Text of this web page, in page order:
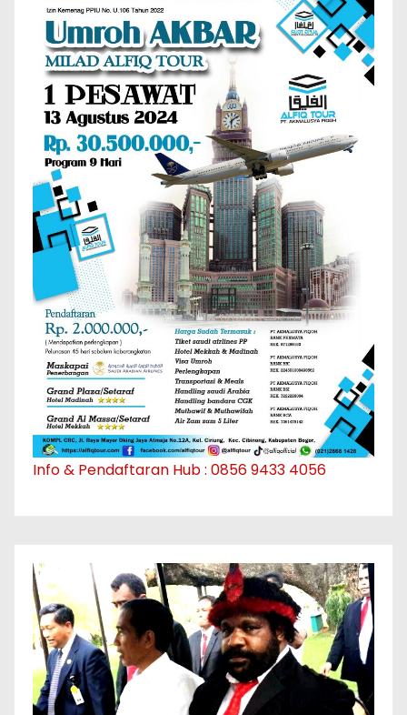
Info & Pendaftaran Hub : 0856 9433 4056